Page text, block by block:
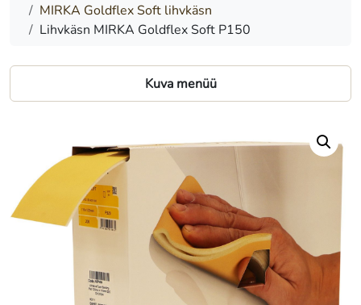
SoftMIRKA Goldflex Soft lihvkäsn
Lihvkäsn MIRKA Goldflex Soft P150
Kuva menüü